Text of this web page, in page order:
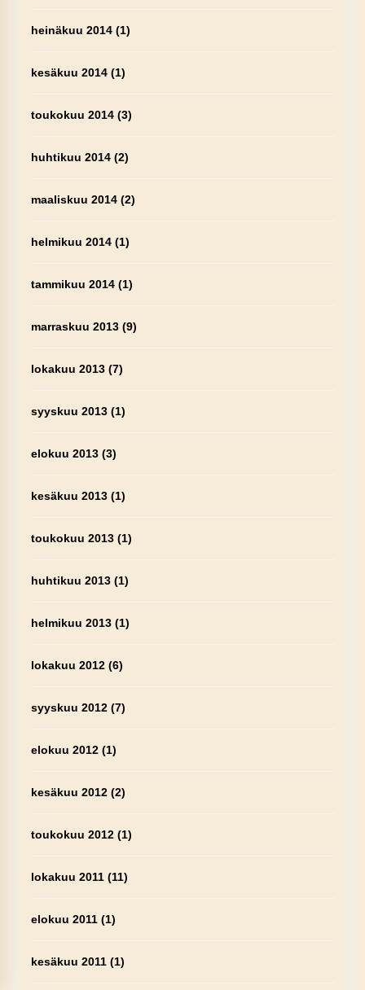
heinäkuu 2014(1)
kesäkuu 2014(1)
toukokuu 2014(3)
huhtikuu 2014(2)
maaliskuu 2014(2)
helmikuu 2014(1)
tammikuu 2014(1)
marraskuu 2013(9)
lokakuu 2013(7)
syyskuu 2013(1)
elokuu 2013(3)
kesäkuu 2013(1)
toukokuu 2013(1)
huhtikuu 2013(1)
helmikuu 2013(1)
lokakuu 2012(6)
syyskuu 2012(7)
elokuu 2012(1)
kesäkuu 2012(2)
toukokuu 2012(1)
lokakuu 2011(11)
elokuu 2011(1)
kesäkuu 2011(1)